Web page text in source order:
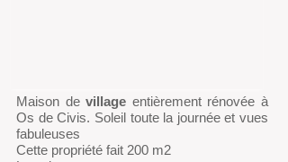
Maison devillage entièrement rénovée à
Os de Civis. Soleil toute la journée et vues
fabuleuses
Cette propriété fait 200 m2